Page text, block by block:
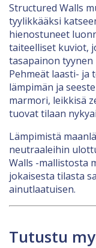
Structured Walls
tyylikkääksi
hienostuneet
taiteelliset kuviot,
tasapainon tyynen
Pehmeät laasti-
lämpimän ja
marmori, leikkisä
tuovat tilaan
Lämpimistä
neutraaleihin
Walls -mallistosta
jokaisesta tilasta
ainutlaatuisen.
Tutustu